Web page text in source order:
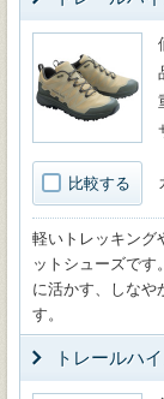
比較する
軽いトレッキング
ットシューズです
に活かす、しなや
す。
トレールハ